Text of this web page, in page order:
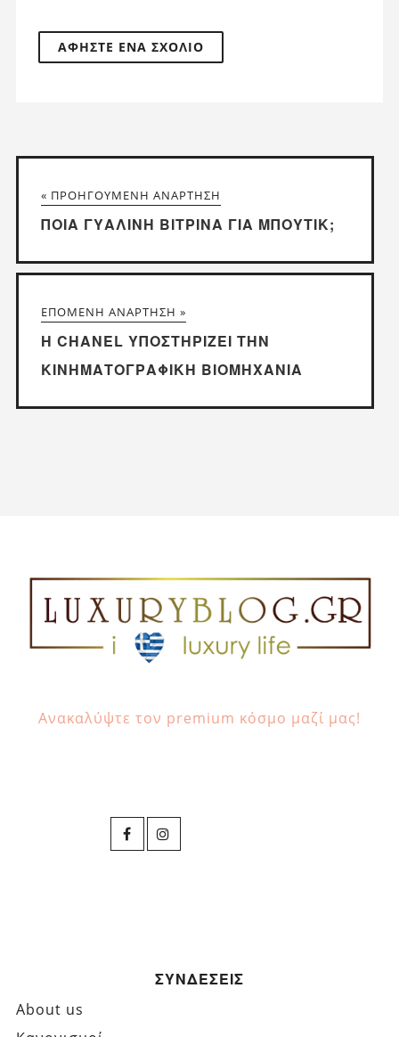
« ΠΡΟΗΓΟΎΜΕΝΗ ΑΝΆΡΤΗΣΗ
ΠΟΙΑ ΓΥΆΛΙΝΗ ΒΙΤΡΊΝΑ ΓΙΑ ΜΠΟΥΤΊΚ;
ΕΠΌΜΕΝΗ ΑΝΆΡΤΗΣΗ »
Η CHANEL ΥΠΟΣΤΗΡΊΖΕΙ ΤΗΝ
ΚΙΝΗΜΑΤΟΓΡΑΦΙΚΉ ΒΙΟΜΗΧΑΝΊΑ
Ανακαλύψτε τον premium κόσμο μαζί μας!
ΣΥΝΔΕΣΕΙΣ
About us